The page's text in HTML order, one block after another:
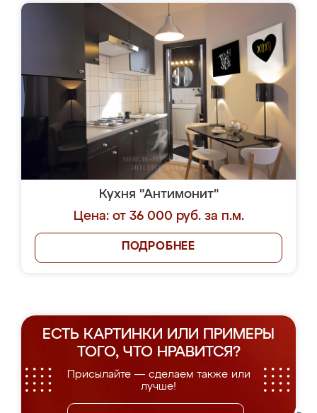
Кухня "Антимонит"
Цена: от 36 000 руб. за п.м.
ПОДРОБНЕЕ
ЕСТЬ КАРТИНКИ ИЛИ ПРИМЕРЫ
ТОГО, ЧТО НРАВИТСЯ?
Присылайте — сделаем также или
лучше!